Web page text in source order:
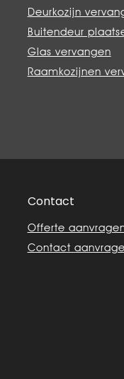
Deurkozijn
Buitendeur
Glas vervangen
Raamkozijnen
Contact
Offerte
Contact